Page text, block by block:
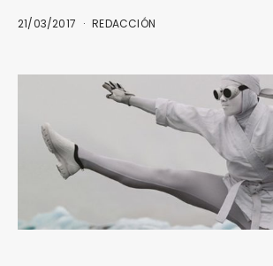
21/03/2017 REDACCIÓN